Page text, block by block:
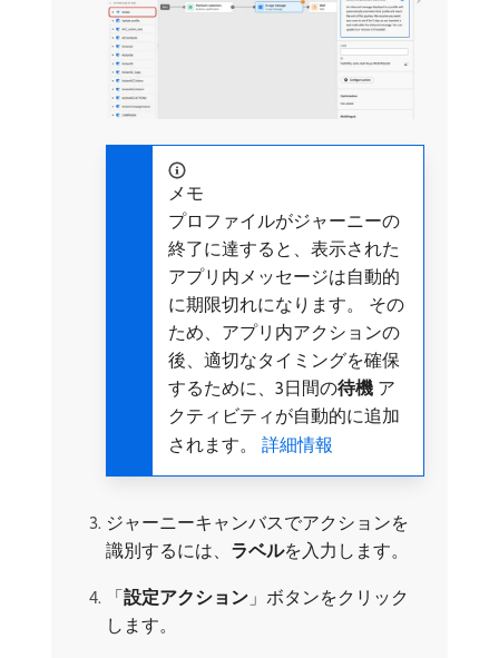
メモ
プロファイルがジャーニーの
終了に達すると、表示された
アプリ内メッセージは自動的
に期限切れになります。 その
ため、アプリ内アクションの
後、適切なタイミングを確保
するために、3日間の​待機 ア
クティビティが自動的に追加
されます。 詳細情報
ジャーニーキャンバスでアクションを
識別するには、 ラベル​を入力します。
「設定アクション 」ボタンをクリック
します。